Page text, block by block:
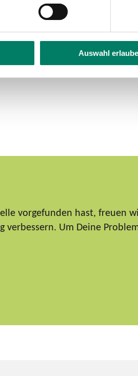
Auswahl
vorgefunden hast, freuen
Um Deine